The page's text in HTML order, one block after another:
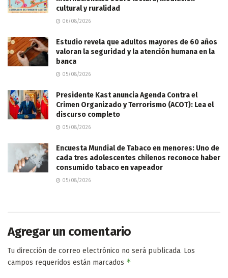
cultural y ruralidad
06/08/2026
Estudio revela que adultos mayores de 60 años
valoran la seguridad y la atención humana en la
banca
05/08/2026
Presidente Kast anuncia Agenda Contra el
Crimen Organizado y Terrorismo (ACOT): Lea el
discurso completo
05/08/2026
Encuesta Mundial de Tabaco en menores: Uno de
cada tres adolescentes chilenos reconoce haber
consumido tabaco en vapeador
05/08/2026
Agregar un comentario
Tu dirección de correo electrónico no será publicada. Los
campos requeridos están marcados *